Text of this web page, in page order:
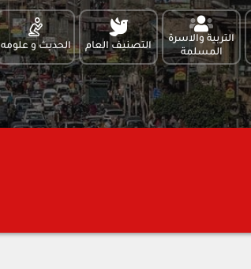
التربية والاسرة
المسلمة
التصنيف العام الحديث و علومه